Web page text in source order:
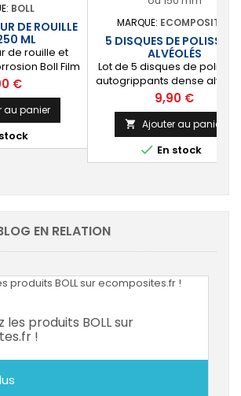
BOLL
DE ROUILLE
ML
de rouille et
Boll Film
: 250 ml
€
au panier
MARQUE: ECOMPOSITES
5 DISQUES DE
ALVÉOLÉS
Lot de 5 disques de
autogrippants dense
Diamètre au choix : 125 mm
150 mm Pour polir et lustrer
gelcoats et peintures.
auto-agrippante.
Prix
9,90 €
 Ajouter au panier
 En stock
EN RELATION
les produits BOLL sur
!